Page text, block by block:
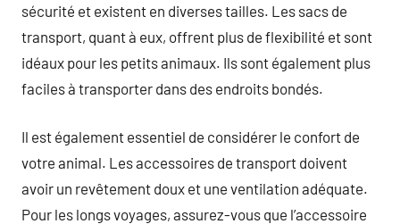
sécurité et existent en diverses tailles. Les sacs de
transport, quant à eux, offrent plus de flexibilité et sont
idéaux pour les petits animaux. Ils sont également plus
faciles à transporter dans des endroits bondés.
Il est également essentiel de considérer le confort de
votre animal. Les accessoires de transport doivent
avoir un revêtement doux et une ventilation adéquate.
Pour les longs voyages, assurez-vous que l’accessoire